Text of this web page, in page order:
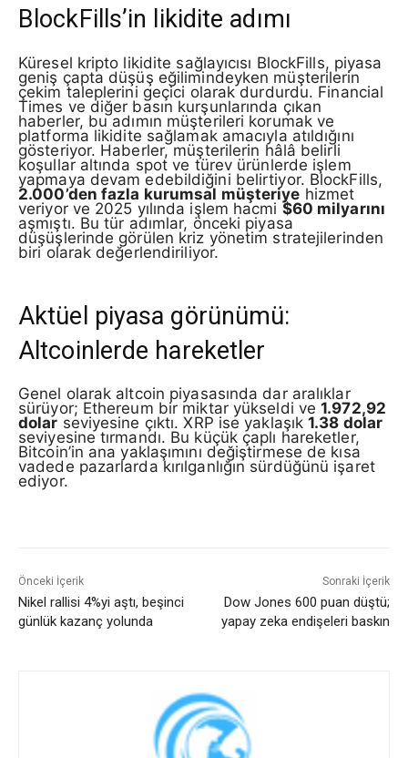
BlockFills’in likidite adımı
Küresel kripto likidite sağlayıcısı BlockFills, piyasa
geniş çapta düşüş eğilimindeyken müşterilerin
çekim taleplerini geçici olarak durdurdu. Financial
Times ve diğer basın kurşunlarında çıkan
haberler, bu adımın müşterileri korumak ve
platforma likidite sağlamak amacıyla atıldığını
gösteriyor. Haberler, müşterilerin hâlâ belirli
koşullar altında spot ve türev ürünlerde işlem
yapmaya devam edebildiğini belirtiyor. BlockFills,
2.000’den fazla kurumsal müşteriye hizmet
veriyor ve 2025 yılında işlem hacmi $60 milyarını
aşmıştı. Bu tür adımlar, önceki piyasa
düşüşlerinde görülen kriz yönetim stratejilerinden
biri olarak değerlendiriliyor.
Aktüel piyasa görünümü:
Altcoinlerde hareketler
Genel olarak altcoin piyasasında dar aralıklar
sürüyor; Ethereum bir miktar yükseldi ve1.972,92
dolar seviyesine çıktı. XRP ise yaklaşık1.38 dolar
seviyesine tırmandı. Bu küçük çaplı hareketler,
Bitcoin’in ana yaklaşımını değiştirmese de kısa
vadede pazarlarda kırılganlığın sürdüğünü işaret
ediyor.
Önceki İçerik
Nikel rallisi 4%yi aştı, beşinci
günlük kazanç yolunda
Sonraki İçerik
Dow Jones 600 puan düştü;
yapay zeka endişeleri baskın